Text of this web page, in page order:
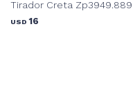
Tirador Creta Zp3949.889
USD 16